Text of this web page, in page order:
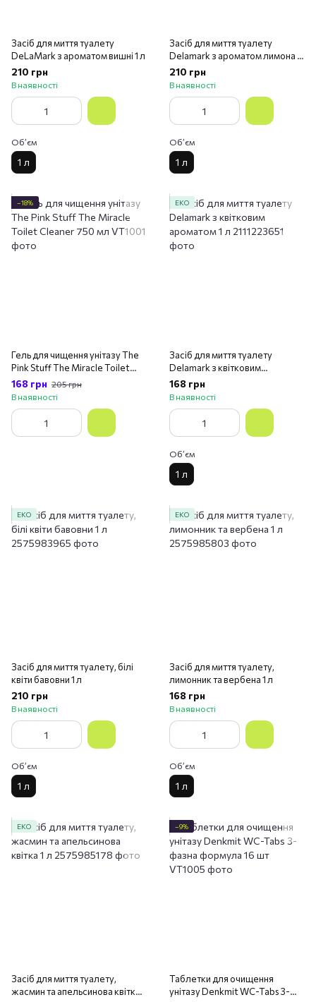
Засіб для миття туалету
DeLaMark з ароматом вишні 1 л
210 грн
В наявності
Обʼєм
1 л
Засіб для миття туалету
Delamark з ароматом лимона 1
л
210 грн
В наявності
Обʼєм
1 л
−18%
Гель для чищення унітазу The
Pink Stuff The Miracle Toilet
Cleaner 750 мл
168 грн 205 грн
В наявності
ЕКО
Засіб для миття туалету
Delamark з квітковим
ароматом 1 л
168 грн
В наявності
Обʼєм
1 л
ЕКО
Засіб для миття туалету, білі
квіти бавовни 1 л
210 грн
В наявності
Обʼєм
1 л
ЕКО
Засіб для миття туалету,
лимонник та вербена 1 л
168 грн
В наявності
Обʼєм
1 л
ЕКО
Засіб для миття туалету,
жасмин та апельсинова квітка 1
−9%
Таблетки для очищення
унітазу Denkmit WC-Tabs 3-